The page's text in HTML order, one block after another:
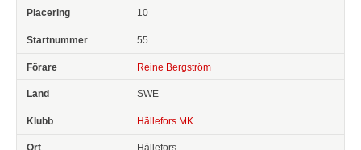
10
55
Reine Bergström
SWE
Hällefors MK
Hällefors